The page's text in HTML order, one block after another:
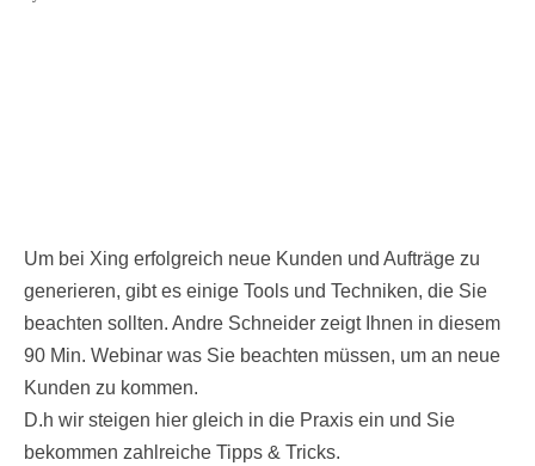
Um bei Xing erfolgreich neue Kunden und Aufträge zu
generieren, gibt es einige Tools und Techniken, die Sie
beachten sollten. Andre Schneider zeigt Ihnen in diesem
90 Min. Webinar was Sie beachten müssen, um an neue
Kunden zu kommen.
D.h wir steigen hier gleich in die Praxis ein und Sie
bekommen zahlreiche Tipps & Tricks.